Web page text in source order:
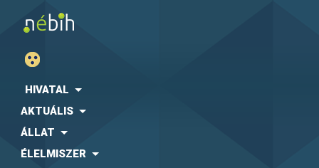
HIVATAL
AKTUÁLIS
ÁLLAT
ÉLELMISZER